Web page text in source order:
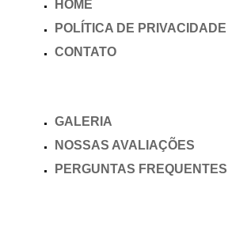
HOME
POLÍTICA DE PRIVACIDADE
CONTATO
GALERIA
NOSSAS AVALIAÇÕES
PERGUNTAS FREQUENTES